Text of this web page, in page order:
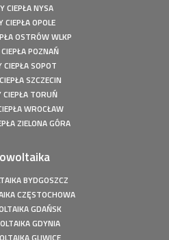
- Innova Nordic 10 KW
- Instalacja fotowoltaiczna o
- BTS E5-DS5 - 5,12kWh
- Sofar - BTS E5-DS5 -
- Instalacja fotowoltaiczna o
kWp
fotowoltaiczna o mocy:
fotowoltaiczna o mocy:
CIEPŁA NYSA
CIEPŁA OPOLE
OSTRÓW WLKP
POZNAŃ
CIEPŁA SOPOT
SZCZECIN
CIEPŁA TORUŃ
WROCŁAW
ZIELONA GÓRA
BYDGOSZCZ
CZĘSTOCHOWA
GDAŃSK
GDYNIA